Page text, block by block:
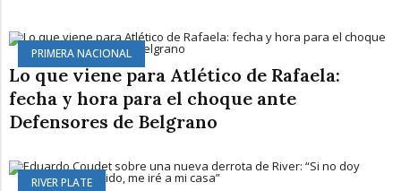
PRIMERA NACIONAL
Lo que viene para Atlético de Rafaela:
fecha y hora para el choque ante
Defensores de Belgrano
RIVER PLATE